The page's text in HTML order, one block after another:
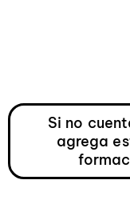
Si no
agrega